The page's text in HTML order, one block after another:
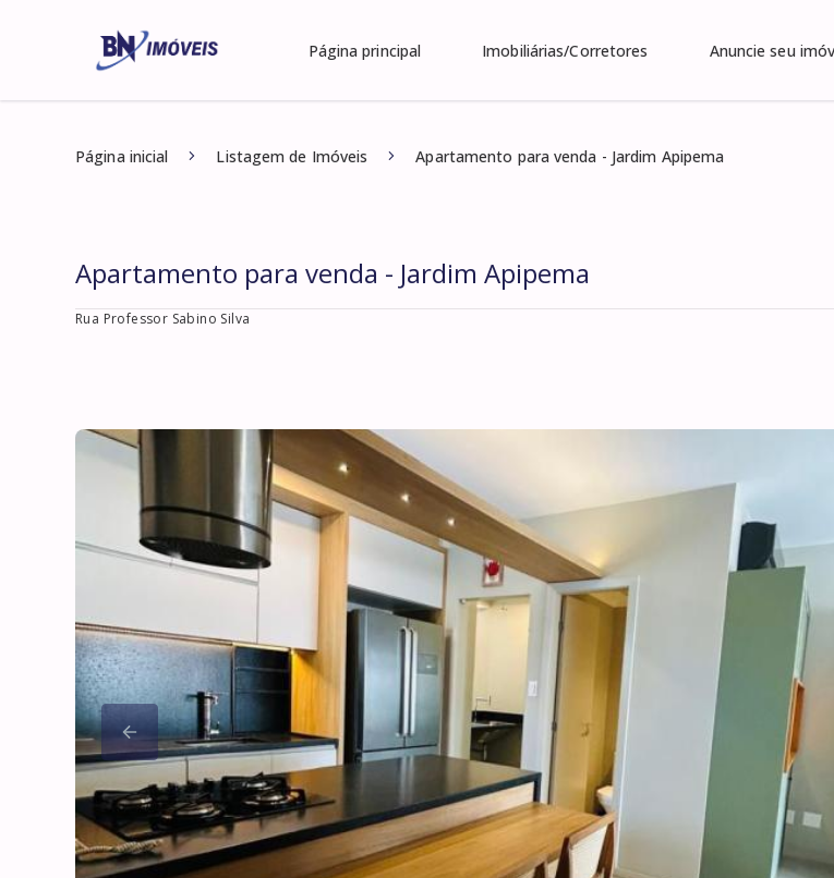
Página principal Imobiliárias/Corretores Anuncie seu
Página inicial Listagem de Imóveis Apartamento para venda - Jardim Apipema
Apartamento para venda - Jardim Apipema
Rua Professor Sabino Silva